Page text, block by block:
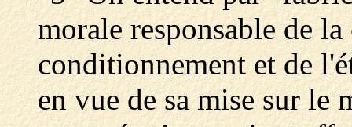
morale responsable de
conditionnement et de
en vue de sa mise sur le